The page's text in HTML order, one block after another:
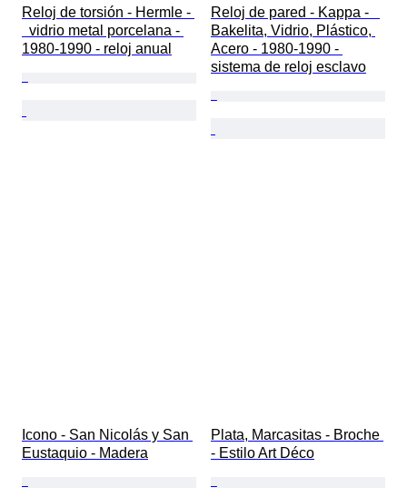
Reloj de torsión - Hermle -
  vidrio metal porcelana -
1980-1990 - reloj anual
Reloj de pared - Kappa -
Bakelita, Vidrio, Plástico,
Acero - 1980-1990 -
sistema de reloj esclavo
Icono - San Nicolás y San
Eustaquio - Madera
Plata, Marcasitas - Broche
- Estilo Art Déco